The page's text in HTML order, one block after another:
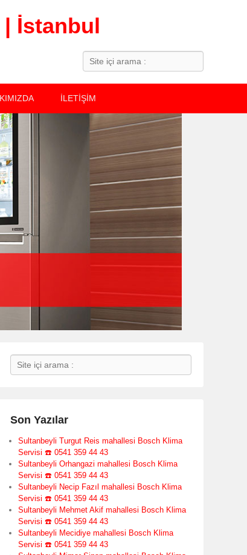
İstanbul
Search
İLETİŞİM
Search
Son Yazılar
Sultanbeyli Turgut Reis mahallesi Bosch Klima
Servisi ☎️ 0541 359 44 43
Sultanbeyli Orhangazi mahallesi Bosch Klima
Servisi ☎️ 0541 359 44 43
Sultanbeyli Necip Fazıl mahallesi Bosch Klima
Servisi ☎️ 0541 359 44 43
Sultanbeyli Mehmet Akif mahallesi Bosch Klima
Servisi ☎️ 0541 359 44 43
Sultanbeyli Mecidiye mahallesi Bosch Klima
Servisi ☎️ 0541 359 44 43